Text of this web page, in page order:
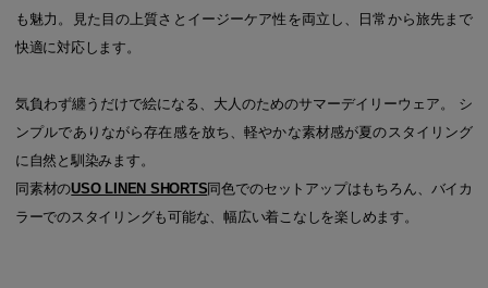
も魅力。見た目の上質さとイージーケア性を両立し、日常から旅先まで
快適に対応します。
気負わず纏うだけで絵になる、大人のためのサマーデイリーウェア。 シ
ンプルでありながら存在感を放ち、軽やかな素材感が夏のスタイリング
に自然と馴染みます。
同素材のUSO LINEN SHORTS同色でのセットアップはもちろん、バイカ
ラーでのスタイリングも可能な、幅広い着こなしを楽しめます。